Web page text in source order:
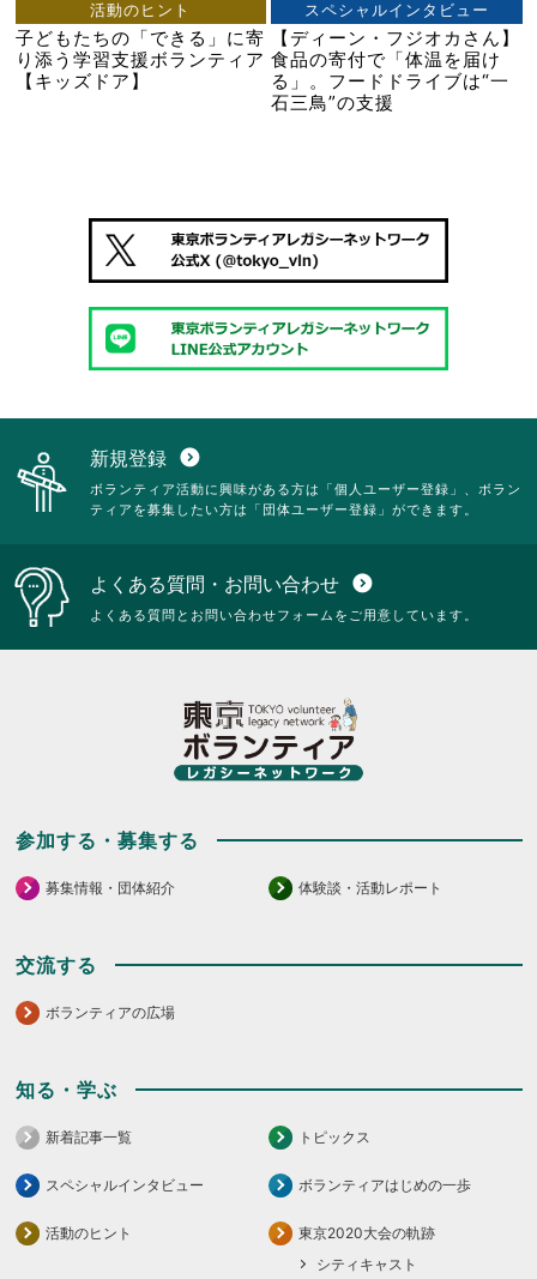
活動のヒント
子どもたちの「できる」に寄
り添う学習支援ボランティア
【キッズドア】
スペシャルインタビュー
【ディーン・フジオカさん】
食品の寄付で「体温を届け
る」。フードドライブは“一
石三鳥”の支援
新規登録 expand_circle_down
ボランティア活動に興味がある方は「個人ユーザー登録」、ボラン
ティアを募集したい方は「団体ユーザー登録」ができます。
よくある質問・お問い合わせ expand_circle_down
よくある質問とお問い合わせフォームをご用意しています。
参加する・募集する
募集情報・団体紹介 体験談・活動レポート
交流する
ボランティアの広場
知る・学ぶ
新着記事一覧 トピックス
スペシャルインタビュー ボランティアはじめの一歩
活動のヒント
東京2020大会の軌跡
シティキャスト